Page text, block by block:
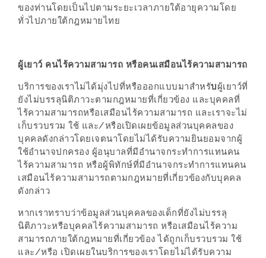
บุฟเฟ่ต์
ฟรี
CRYSTAL
เชียงใหม่
ฟรี
2
ท่าน
ลุ้น
รับ
VOUCHER
รับ
ประทาน
ของท่านโดยเป็นไปตามระยะเวลาภายใต้อายุความโดย
ทั่วไปภายใต้กฎหมายไทย
ผู้เยาว์ คนไร้ความสามารถ หรือคนเสมือนไร้ความสามารถ
บริการของเราไม่ได้มุ่งไปที่หรือออกแบบมาสำหรับผู้เยาว์ที่
ยังไม่บรรลุนิติภาวะตามกฎหมายที่เกี่ยวข้อง และบุคคลที่
ไร้ความสามารถหรือเสมือนไร้ความสามารถ และเราจะไม่
เก็บรวบรวม ใช้ และ/หรือเปิดเผยข้อมูลส่วนบุคคลของ
บุคคลดังกล่าวโดยเจตนาโดยไม่ได้รับความยินยอมจากผู้
ใช้อำนาจปกครอง ผู้อนุบาลที่มีอำนาจกระทำการแทนคน
ไร้ความสามารถ หรือผู้พิทักษ์ที่มีอำนาจกระทำการแทนคน
เสมือนไร้ความสามารถตามกฎหมายที่เกี่ยวข้องกับบุคคล
ดังกล่าว
หากเราทราบว่าข้อมูลส่วนบุคคลของเด็กที่ยังไม่บรรลุ
นิติภาวะหรือบุคคลไร้ความสามารถ หรือเสมือนไร้ความ
สามารถภายใต้กฎหมายที่เกี่ยวข้อง ได้ถูกเก็บรวบรวม ใช้
และ/หรือ เปิดเผยในบริการของเราโดยไม่ได้รับความ